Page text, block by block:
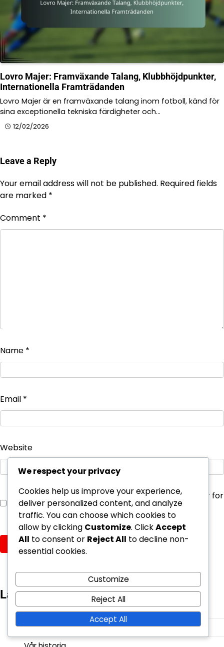
Lovro Majer: Framväxande Talang, Klubbhöjdpunkter,
Internationella Framträdanden
Lovro Majer är en framväxande talang inom fotboll, känd för
sina exceptionella tekniska färdigheter och…
12/02/2026
Leave a Reply
Your email address will not be published. Required fields
are marked *
Comment *
Name *
Email *
Website
Save my name, email, and website in this browser for
the next time I comment.
Länkar
Bläddra
Kontakt
We respect your privacy
Cookies help us improve your experience,
deliver personalized content, and analyze
traffic. You can choose which cookies to
allow by clicking Customize. ClickAccept
All to consent or Reject All to decline non-
essential cookies.
Customize
Reject All
Accept All